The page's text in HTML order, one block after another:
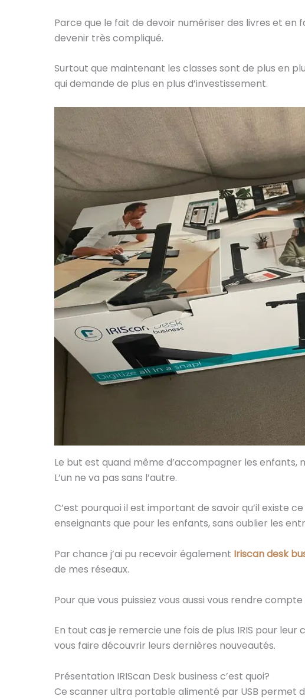
Parce que le fait de devoir numériser des livres et en
devenir très compliqué.
Surtout que maintenant les classes sont de plus en
qui demande de plus en plus d’investissement.
Le but est quand même d’accompagner les enfants,
L’un ne va pas sans l’autre.
C’est pourquoi il est important de savoir qu’il existe
enseignants que pour les enfants, sans oublier les
Par chance j’ai pu recevoir également Iriscan desk
de mes réseaux.
Pour que vous puissiez vous aussi vous rendre
En tout cas je remercie une fois de plus IRIS pour
vous faire découvrir leurs dernières nouveautés.
Présentation IRIScan Desk business c’est quoi?
Ce scanner ultra portable alimenté par USB permet